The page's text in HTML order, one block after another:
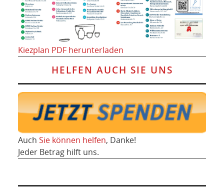
Kiezplan PDF herunterladen
HELFEN AUCH SIE UNS
Auch Sie können helfen, Danke!
Jeder Betrag hilft uns.